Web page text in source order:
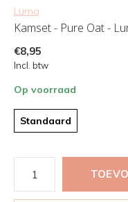
Luma
Kamset - Pure Oat -
€8,95
Incl. btw
Op voorraad
Standaard